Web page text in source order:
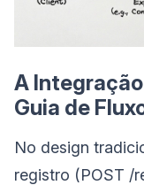
A
Guia de
No design
registro (POST /